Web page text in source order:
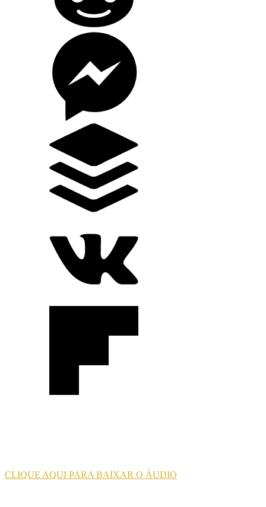
CLIQUE AQUI PARA BAIXAR O ÁUDIO